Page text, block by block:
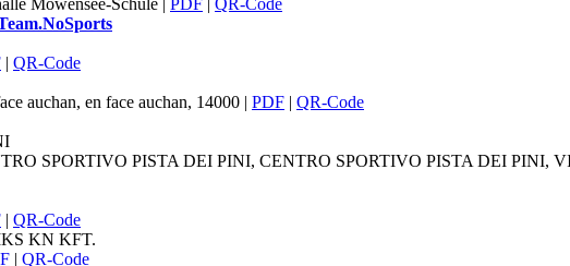
Sports
| QR-Code
auchan, en face auchan, 14000 | PDF | QR-Code
SPORTIVO PISTA DEI PINI, CENTRO SPORTIVO PISTA DEI PINI,
| QR-Code
KN KFT.
| QR-Code